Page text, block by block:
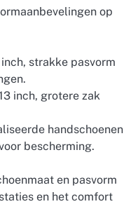
op
inch, strakke pasvorm
inch, grotere zak
handschoenen
bescherming.
en pasvorm
en het comfort